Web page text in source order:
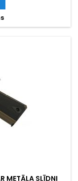
METĀLA SLĪDNI